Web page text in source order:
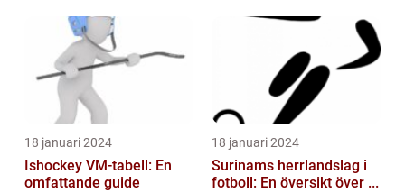
18 januari 2024
Ishockey VM-tabell: En
omfattande guide
18 januari 2024
Surinams herrlandslag i
fotboll: En översikt över ...